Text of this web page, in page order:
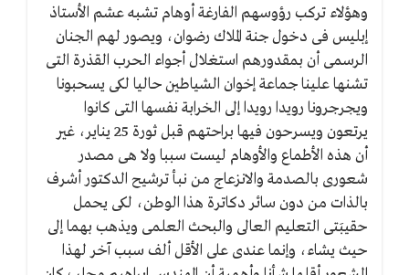
وهؤلاء تركب رؤوسهم الفارغة أوهام تشبه عشم الأستاذ
إبليس فى دخول جنة الملاك رضوان، ويصور لهم الجنان
الرسمى أن بمقدورهم استغلال أجواء الحرب القذرة التى
تشنها علينا جماعة إخوان الشياطين حاليا لكى يسحبونا
ويجرجرونا رويدا رويدا إلى الخرابة نفسها التى كانوا
يرتعون ويسرحون فيها براحتهم قبل ثورة 25 يناير، غير
أن هذه الأطماع والأوهام ليست سببا ولا هى مصدر
شعورى بالصدمة والانزعاج من نبأ ترشيح الدكتور أشرف
بالذات من دون سائر دكاترة هذا الوطن، لكى يحمل
حقيبَتى التعليم العالى والبحث العلمى ويذهب بهما إلى
حيث يشاء، وإنما عندى على الأقل ألف سبب آخر لهذا